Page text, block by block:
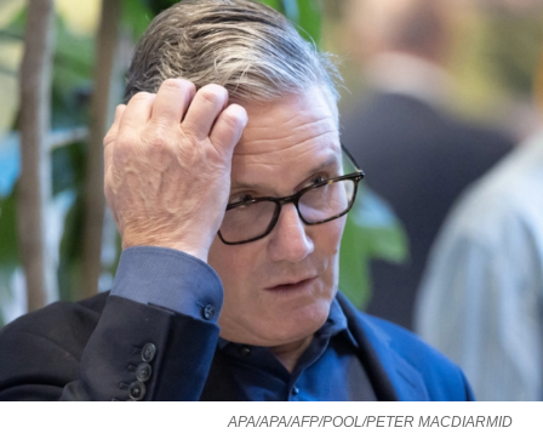
APA/APA/AFP/POOL/PETER MACDIARMID